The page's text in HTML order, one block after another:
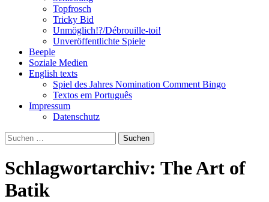
Topfrosch
Tricky Bid
Unmöglich!?/Débrouille-toi!
Unveröffentlichte Spiele
Beeple
Soziale Medien
English texts
Spiel des Jahres Nomination Comment Bingo
Textos em Português
Impressum
Datenschutz
Suchen
nach:
Schlagwortarchiv: The Art of
Batik